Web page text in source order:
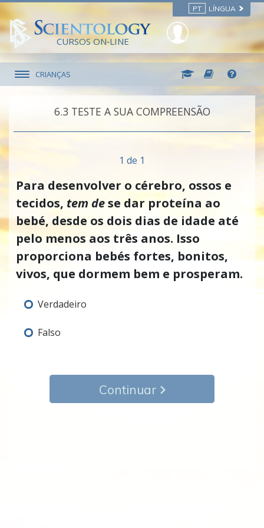
PT LÍNGUA
CURSOS ON‑LINE
CRIANÇAS
6.‎3 TESTE A SUA COMPREENSÃO
1 de 1
Para desenvolver o cérebro, ossos e
tecidos, tem dese dar proteína ao
bebé, desde os dois dias de idade até
pelo menos aos três anos. Isso
proporciona bebés fortes, bonitos,
vivos, que dormem bem e prosperam.
Verdadeiro
Falso
Continuar